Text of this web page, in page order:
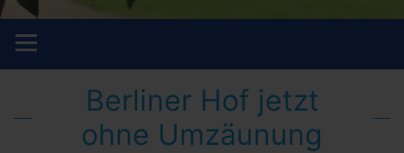
Berliner Hof jetzt
ohne Umzäunung